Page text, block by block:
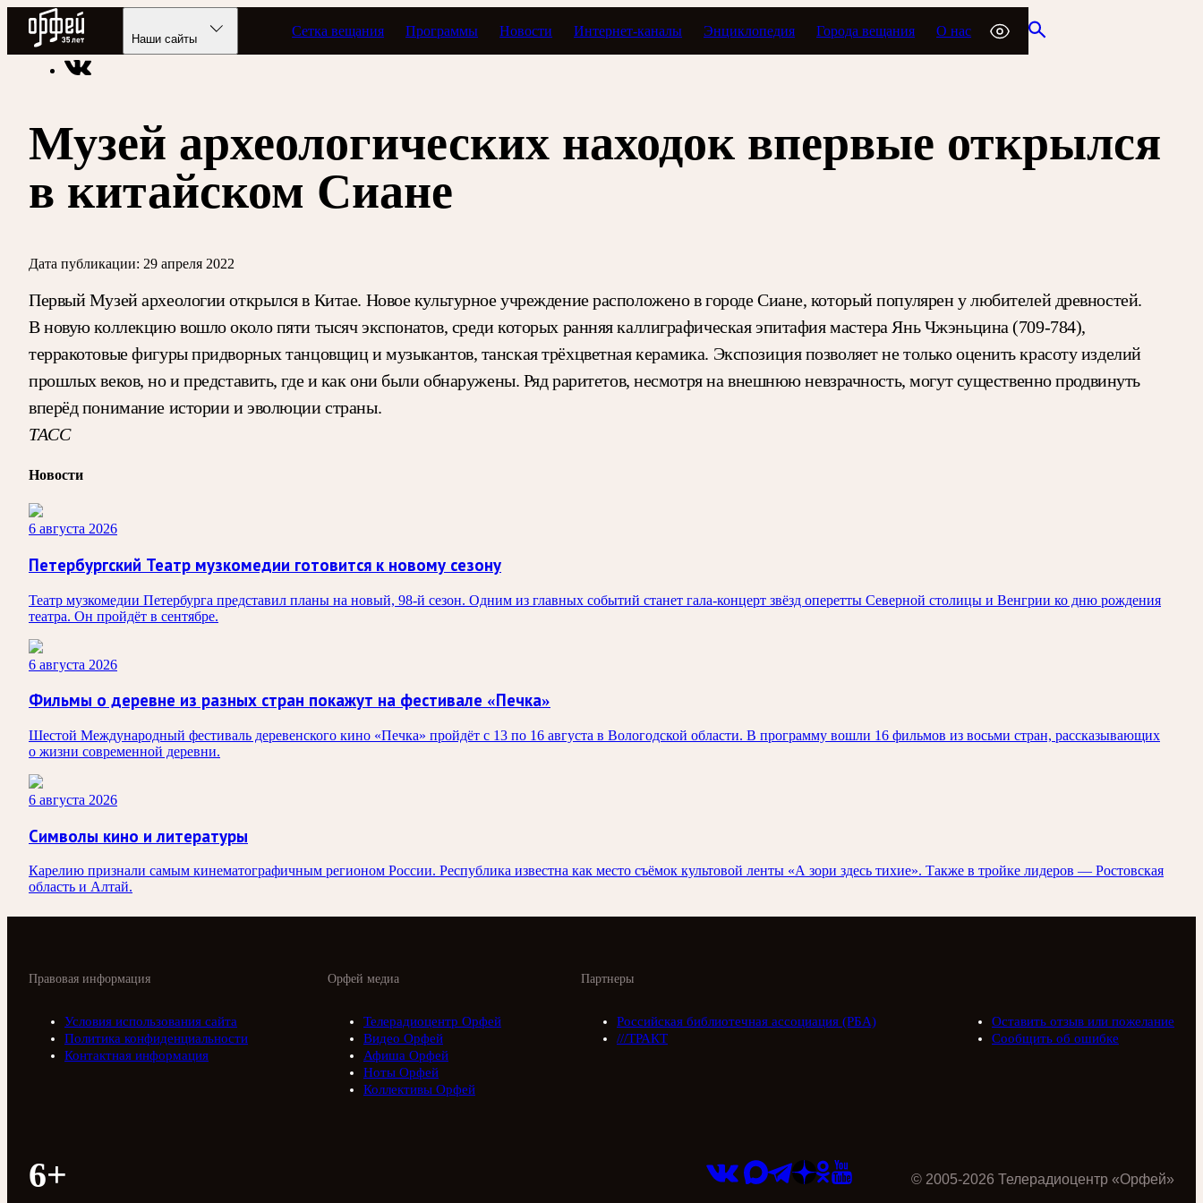
Радио Орфей
Наши сайты
Сетка вещания Программы Новости Интернет-каналы Энциклопедия Города вещания О нас
Радио классической музыки «Орфей» Новости
Музей археологических находок впервые открылся
в китайском Сиане
Дата публикации: 29 апреля 2022
Первый Музей археологии открылся в Китае. Новое культурное учреждение расположено в городе Сиане, который популярен у любителей древностей.
В новую коллекцию вошло около пяти тысяч экспонатов, среди которых ранняя каллиграфическая эпитафия мастера Янь Чжэньцина (709-784),
терракотовые фигуры придворных танцовщиц и музыкантов, танская трёхцветная керамика. Экспозиция позволяет не только оценить красоту изделий
прошлых веков, но и представить, где и как они были обнаружены. Ряд раритетов, несмотря на внешнюю невзрачность, могут существенно продвинуть
вперёд понимание истории и эволюции страны.
ТАСС
Новости
6 августа 2026
Петербургский Театр музкомедии готовится к новому сезону
Театр музкомедии Петербурга представил планы на новый, 98-й сезон. Одним из главных событий станет гала-концерт звёзд оперетты Северной столицы и Венгрии ко дню рождения
театра. Он пройдёт в сентябре.
6 августа 2026
Фильмы о деревне из разных стран покажут на фестивале «Печка»
Шестой Международный фестиваль деревенского кино «Печка» пройдёт с 13 по 16 августа в Вологодской области. В программу вошли 16 фильмов из восьми стран, рассказывающих
о жизни современной деревни.
6 августа 2026
Символы кино и литературы
Карелию признали самым кинематографичным регионом России. Республика известна как место съёмок культовой ленты «А зори здесь тихие». Также в тройке лидеров — Ростовская
область и Алтай.
Орфей медиа
Телерадиоцентр Орфей
Видео Орфей
Афиша Орфей
Ноты Орфей
Коллективы Орфей
Партнеры
Российская библиотечная ассоциация (РБА)
///ТРАКТ
Правовая информация
Условия использования сайта
Политика конфиденциальности
Контактная информация
Оставить отзыв или пожелание
Сообщить об ошибке
6+ © 2005-2026 Телерадиоцентр «Орфей»